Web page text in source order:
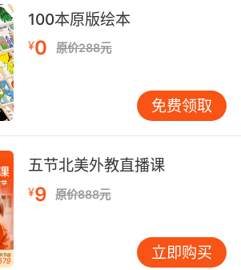
的意思是红醋栗、
的意思是红橙、
、
的意思是番木瓜、 guava的意
raspberry
的意思是覆盆子、
刺果番荔枝等等。
水果的英文单词暂时就是上面介
在学习记忆的时候可以先从日常
单词进行记忆，然后再慢慢学习
100本原版绘本
¥0 原价288元
免费领取
五节北美外教直播课
¥9 原价888元
立即购买